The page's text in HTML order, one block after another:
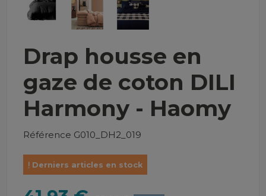
Drap housse en
gaze de coton DILI
Harmony - Haomy
Référence G010_DH2_019
Derniers articles en stock